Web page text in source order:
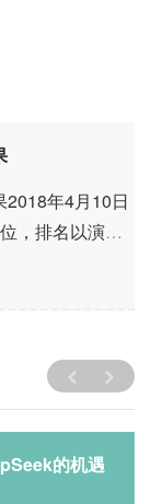
年4月10日
，排名以演讲
权、何宝宏、
的机遇